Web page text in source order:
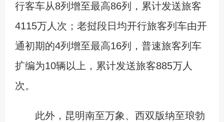
行客车从8列增至最高86列，累计发送旅客
4115万人次；老挝段日均开行旅客列车由开
通初期的4列增至最高16列，普速旅客列车
扩编为10辆以上，累计发送旅客885万人
次。
此外，昆明南至万象、西双版纳至琅勃